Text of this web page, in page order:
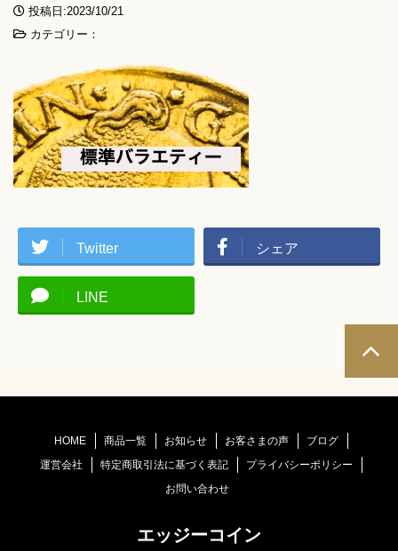
投稿日:2023/10/21
カテゴリー：
Twitter シェア
LINE
HOME 商品一覧 お知らせ お客さまの声
ブログ
運営会社
特定商取引法に基づく表記
プライバシーポリシー
お問い合わせ
エッジーコイン